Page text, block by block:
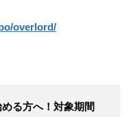
overlord/
る方へ！対象期間